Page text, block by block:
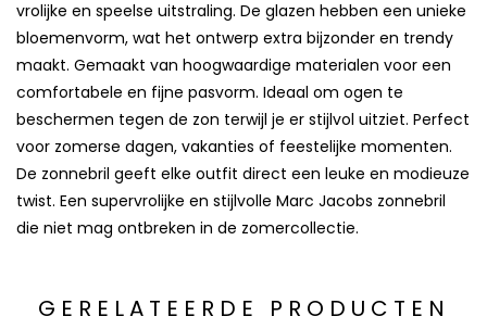
vrolijke en speelse uitstraling. De glazen hebben een unieke
bloemenvorm, wat het ontwerp extra bijzonder en trendy
maakt. Gemaakt van hoogwaardige materialen voor een
comfortabele en fijne pasvorm. Ideaal om ogen te
beschermen tegen de zon terwijl je er stijlvol uitziet. Perfect
voor zomerse dagen, vakanties of feestelijke momenten.
De zonnebril geeft elke outfit direct een leuke en modieuze
twist. Een supervrolijke en stijlvolle Marc Jacobs zonnebril
die niet mag ontbreken in de zomercollectie.
GERELATEERDE PRODUCTEN